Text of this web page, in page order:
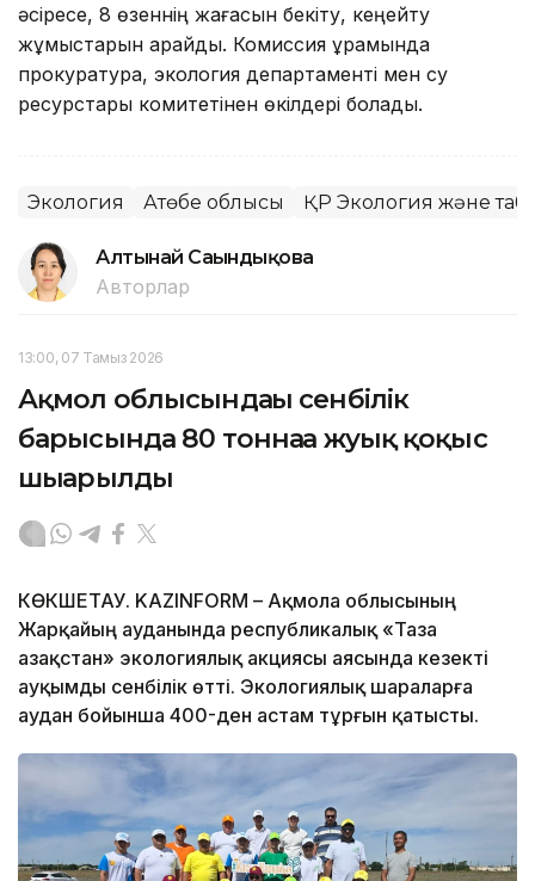
әсіресе, 8 өзеннің жағасын бекіту, кеңейту
жұмыстарын қарайды. Комиссия құрамында
прокуратура, экология департаменті мен су
ресурстары комитетінен өкілдері болады.
Экология Ақтөбе облысы ҚР Экология және
Алтынай Сағындықова
Авторлар
13:00, 07 Тамыз 2026
Ақмол облысындағы сенбілік
барысында 80 тоннаға жуық қоқыс
шығарылды
КӨКШЕТАУ. KAZINFORM – Ақмола облысының
Жарқайың ауданында республикалық «Таза
Қазақстан» экологиялық акциясы аясында кезекті
ауқымды сенбілік өтті. Экологиялық шараларға
аудан бойынша 400-ден астам тұрғын қатысты.